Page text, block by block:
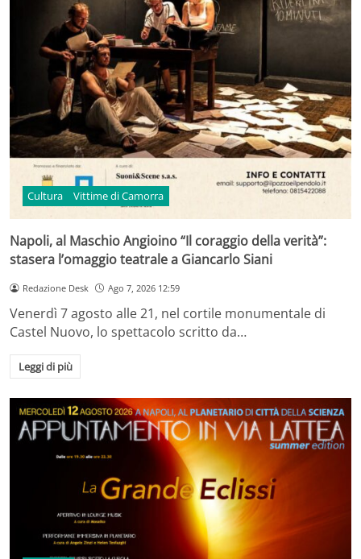
Cultura Vittime di Camorra
Napoli, al Maschio Angioino “Il coraggio della verità”:
stasera l’omaggio teatrale a Giancarlo Siani
Redazione Desk Ago 7, 2026 12:59
Venerdì 7 agosto alle 21, nel cortile monumentale di
Castel Nuovo, lo spettacolo scritto da…
Leggi di più